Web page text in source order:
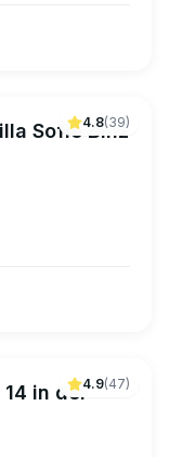
4.8(39)
Sofie Binz
4.9(47)
in der